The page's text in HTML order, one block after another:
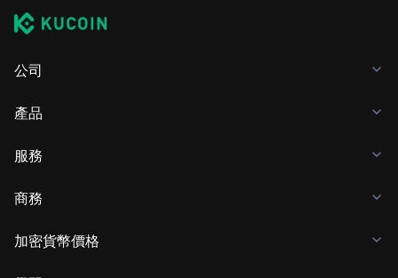
公司
產品
服務
商務
加密貨幣價格